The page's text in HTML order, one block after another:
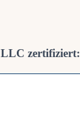
zertifiziert: